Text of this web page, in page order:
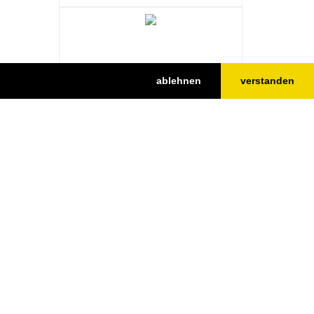
ablehnen verstanden
[10] Haus des Aero-Clubs